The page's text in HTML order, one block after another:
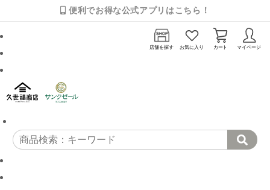
便利でお得な公式アプリはこちら！
店舗を探す お気に入り カート マイページ